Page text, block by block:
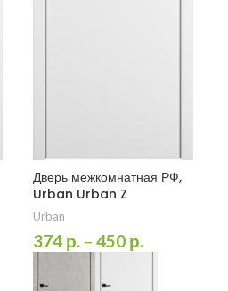
Дверь межкомнатная РФ,
Urban Urban Z
Urban
374 р. – 450 р.